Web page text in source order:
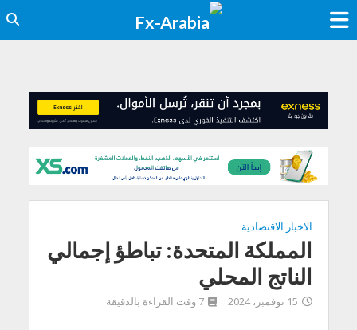
الاخبار الاقتصادية
المملكة المتحدة: تباطؤ إجمالي
الناتج المحلي
15 نوفمبر، 2024 7 وقت القراءة بالدقيقة